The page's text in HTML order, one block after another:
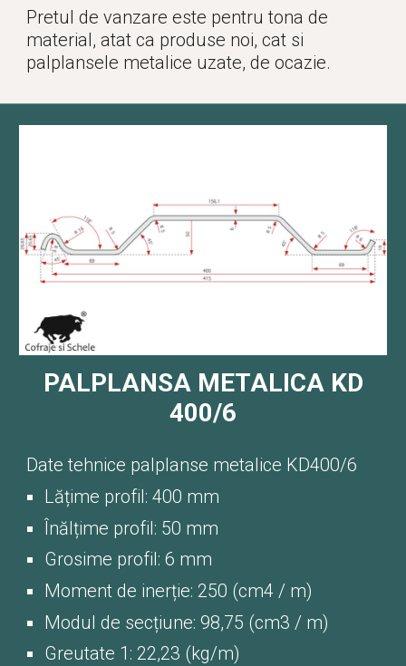
Pretul de vanzare este pentru tona de
material, atat ca produse noi, cat si
palplansele metalice uzate, de ocazie.
PALPLANSA METALICA KD
400/6
Date tehnice palplanse metalice KD400/6
Lățime profil: 400 mm
Înălțime profil: 50 mm
Grosime profil: 6 mm
Moment de inerție: 250 (cm4 / m)
Modul de secțiune: 98,75 (cm3 / m)
Greutate 1: 22,23 (kg/m)